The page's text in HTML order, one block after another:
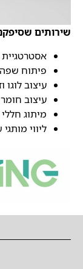
שירותים ש
פיתוח
עיצוב לוגו
עיצוב
מיתוג
ליווי